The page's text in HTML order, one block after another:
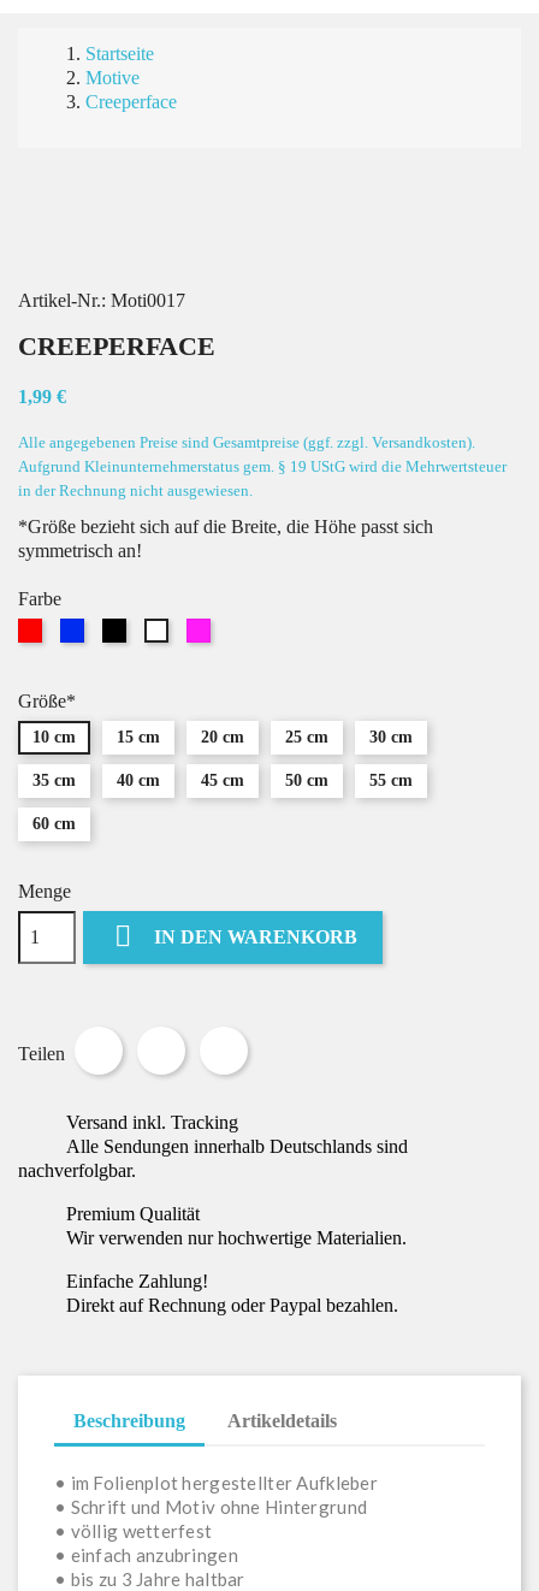
Startseite
Motive
Creeperface
Artikel-Nr.: Moti0017
CREEPERFACE
1,99 €
Alle angegebenen Preise sind Gesamtpreise (ggf. zzgl. Versandkosten).
Aufgrund Kleinunternehmerstatus gem. § 19 UStG wird die Mehrwertsteuer
in der Rechnung nicht ausgewiesen.
*Größe bezieht sich auf die Breite, die Höhe passt sich
symmetrisch an!
Farbe
Größe*
10 cm 15 cm 20 cm 25 cm 30 cm
35 cm 40 cm 45 cm 50 cm 55 cm
60 cm
Menge
 IN DEN WARENKORB
Teilen
Versand inkl. Tracking
Alle Sendungen innerhalb Deutschlands sind
nachverfolgbar.
Premium Qualität
Wir verwenden nur hochwertige Materialien.
Einfache Zahlung!
Direkt auf Rechnung oder Paypal bezahlen.
Beschreibung Artikeldetails
• im Folienplot hergestellter Aufkleber
• Schrift und Motiv ohne Hintergrund
• völlig wetterfest
• einfach anzubringen
• bis zu 3 Jahre haltbar